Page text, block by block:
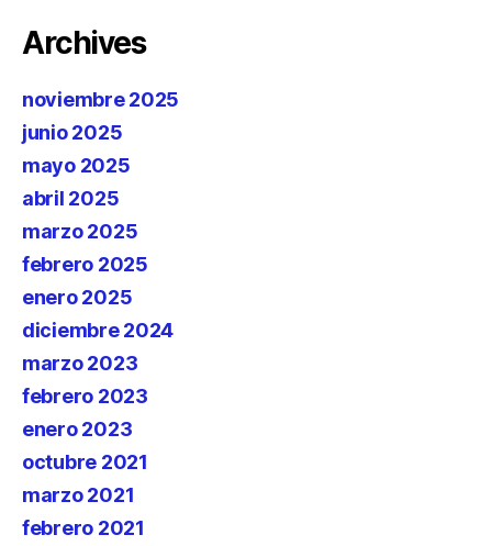
Archives
noviembre 2025
junio 2025
mayo 2025
abril 2025
marzo 2025
febrero 2025
enero 2025
diciembre 2024
marzo 2023
febrero 2023
enero 2023
octubre 2021
marzo 2021
febrero 2021